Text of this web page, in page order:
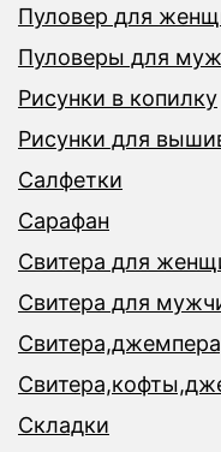
Пуловер для
Пуловеры для
Рисунки в копилку
Рисунки для
Салфетки
Сарафан
Свитера для
Свитера для
Складки